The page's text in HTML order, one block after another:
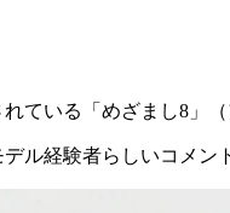
ている「めざまし8」（
ル経験者らしいコメン